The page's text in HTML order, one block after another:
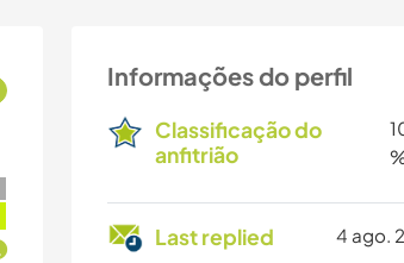
Informações do perfil
Classificação do
anfitrião
Last replied 4 ago.